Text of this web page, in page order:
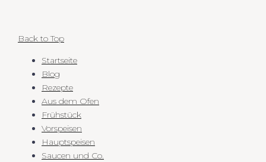
Back to Top
Startseite
Blog
Rezepte
Aus dem Ofen
Frühstück
Vorspeisen
Hauptspeisen
Saucen und Co.